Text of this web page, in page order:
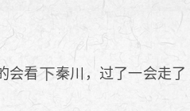
会看
秦川，过了一会走了